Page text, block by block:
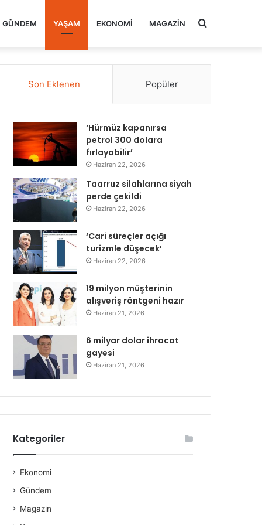
GÜNDEM YAŞAM EKONOMI MAGAZIN Arama
Son Eklenen Popüler
‘Hürmüz kapanırsa
petrol 300 dolara
fırlayabilir’
Haziran 22, 2026
Taarruz silahlarına siyah
perde çekildi
Haziran 22, 2026
‘Cari süreçler açığı
turizmle düşecek’
Haziran 22, 2026
19 milyon müşterinin
alışveriş röntgeni hazır
Haziran 21, 2026
6 milyar dolar ihracat
gayesi
Haziran 21, 2026
Kategoriler
Ekonomi
Gündem
Magazin